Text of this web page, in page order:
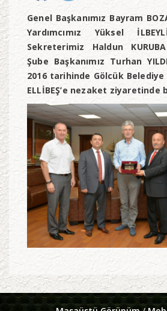
Genel Başkanımız Bayram
Yardımcımız Yüksel
Sekreterimiz Haldun
Şube Başkanımız Turhan
2016 tarihinde Gölcük Belediye
ELLİBEŞ’e nezaket ziyaretinde